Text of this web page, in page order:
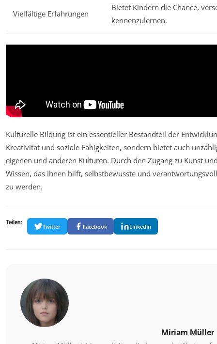
Vielfältige Erfahrungen
Bietet Kindern die Chance,
kennenzulernen.
Kulturelle Bildung ist ein essentieller Bestandteil der
Kreativität und soziale Fähigkeiten, sondern bietet auch
eigenen und anderen Kulturen. Durch den Zugang zu Kunst
Wissen, das ihnen hilft, selbstbewusste und
zu werden.
Teilen:
Twitter Facebook LinkedIn
Miriam Müller